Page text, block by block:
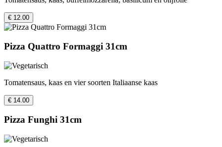
€ 12.00
Pizza Quattro Formaggi 31cm
Tomatensaus, kaas en vier soorten Italiaanse kaas
€ 14.00
Pizza Funghi 31cm